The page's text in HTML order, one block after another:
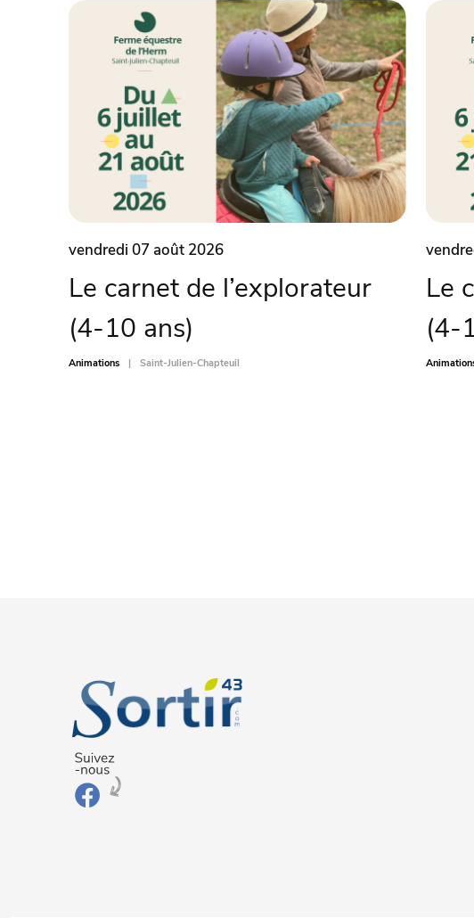
vendredi 07 août 2026
Le carnet de l’explorateur
(4-10 ans)
Animations Saint-Julien-Chapteuil
Le
(4-